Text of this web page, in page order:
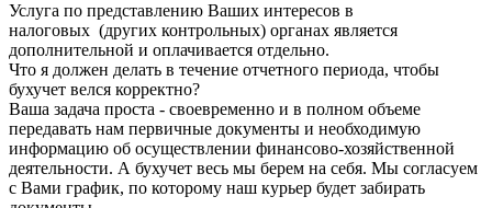
Услуга по представлению Ваших интересов в
налоговых (других контрольных) органах является
дополнительной и оплачивается отдельно.
Что я должен делать в течение отчетного периода, чтобы
бухучет велся корректно?
Ваша задача проста - своевременно и в полном объеме
передавать нам первичные документы и необходимую
информацию об осуществлении финансово-хозяйственной
деятельности. А бухучет весь мы берем на себя. Мы согласуем
с Вами график, по которому наш курьер будет забирать